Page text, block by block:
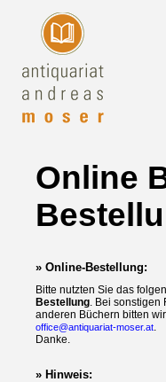
Online
» Online-Bestellung:
Bitte nutzten Sie das
Bestellung . Bei
anderen Büchern bitten
office@antiquariat-moser.at
Danke.
» Hinweis: